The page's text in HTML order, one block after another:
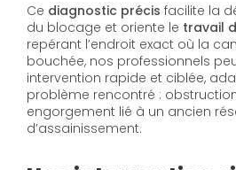
Ce diagnostic précis facilite la
du blocage et oriente le travail
repérant l’endroit exact où la
bouchée, nos professionnels
intervention rapide et ciblée,
problème rencontré :
engorgement lié à un ancien
d’assainissement.